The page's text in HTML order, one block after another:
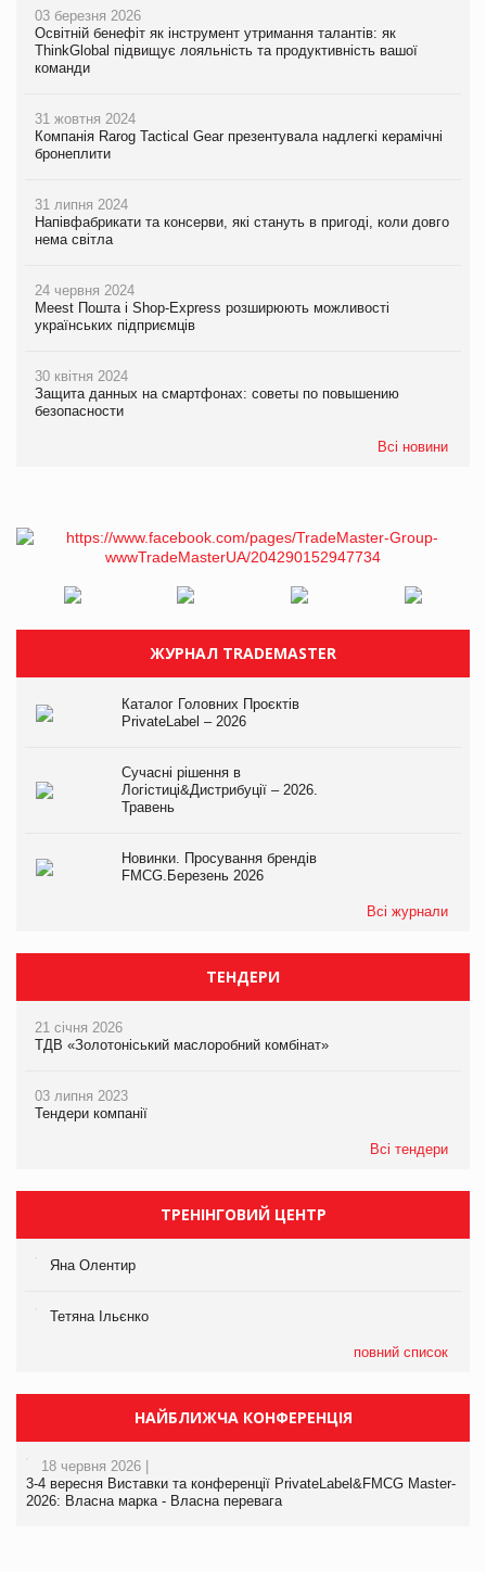
03 березня 2026
Освітній бенефіт як інструмент утримання талантів: як
ThinkGlobal підвищує лояльність та продуктивність вашої
команди
31 жовтня 2024
Компанія Rarog Tactical Gear презентувала надлегкі керамічні
бронеплити
31 липня 2024
Напівфабрикати та консерви, які стануть в пригоді, коли довго
нема світла
24 червня 2024
Meest Пошта і Shop-Express розширюють можливості
українських підприємців
30 квітня 2024
Защита данных на смартфонах: советы по повышению
безопасности
Всі новини
ЖУРНАЛ TRADEMASTER
Каталог Головних Проєктів
PrivateLabel – 2026
Сучасні рішення в
Логістиці&Дистрибуції – 2026.
Травень
Новинки. Просування брендів
FMCG.Березень 2026
Всі журнали
ТЕНДЕРИ
21 січня 2026
ТДВ «Золотоніський маслоробний комбінат»
03 липня 2023
Тендери компанії
Всі тендери
ТРЕНІНГОВИЙ ЦЕНТР
Яна Олентир
Тетяна Ільєнко
повний список
НАЙБЛИЖЧА КОНФЕРЕНЦІЯ
18 червня 2026 |
3-4 вересня Виставки та конференції PrivateLabel&FMCG Master-
2026: Власна марка - Власна перевага